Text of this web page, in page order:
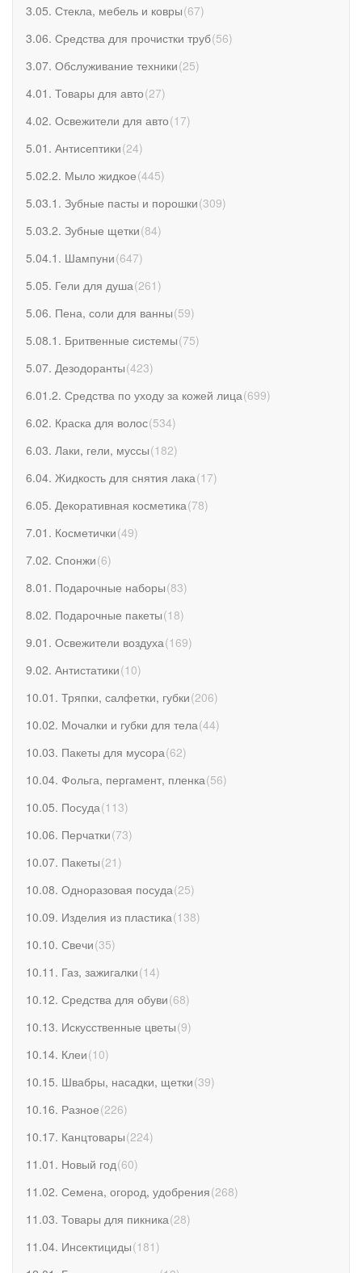
3.05. Стекла, мебель и ковры(67)
3.06. Средства для прочистки труб(56)
3.07. Обслуживание техники(25)
4.01. Товары для авто(27)
4.02. Освежители для авто(17)
5.01. Антисептики(24)
5.02.2. Мыло жидкое(445)
5.03.1. Зубные пасты и порошки(309)
5.03.2. Зубные щетки(84)
5.04.1. Шампуни(647)
5.05. Гели для душа(261 )
5.06. Пена, соли для ванны(59)
5.08.1. Бритвенные системы(75)
5.07. Дезодоранты(423)
6.01.2. Средства по уходу за кожей лица(699)
6.02. Краска для волос(534)
6.03. Лаки, гели, муссы(182)
6.04. Жидкость для снятия лака(17)
6.05. Декоративная косметика(78)
7.01. Косметички(49)
7.02. Спонжи(6)
8.01. Подарочные наборы(83)
8.02. Подарочные пакеты(18)
9.01. Освежители воздуха(169)
9.02. Антистатики(10)
10.01. Тряпки, салфетки, губки(206)
10.02. Мочалки и губки для тела(44)
10.03. Пакеты для мусора(62)
10.04. Фольга, пергамент, пленка(56)
10.05. Посуда(113)
10.06. Перчатки(73)
10.07. Пакеты(21 )
10.08. Одноразовая посуда(25)
10.09. Изделия из пластика(138)
10.10. Свечи(35)
10.11. Газ, зажигалки(14)
10.12. Средства для обуви(68)
10.13. Искусственные цветы(9)
10.14. Клеи(10)
10.15. Швабры, насадки, щетки(39)
10.16. Разное(226)
10.17. Канцтовары(224)
11.01. Новый год(60)
11.02. Семена, огород, удобрения(268)
11.03. Товары для пикника(28)
11.04. Инсектициды(181 )